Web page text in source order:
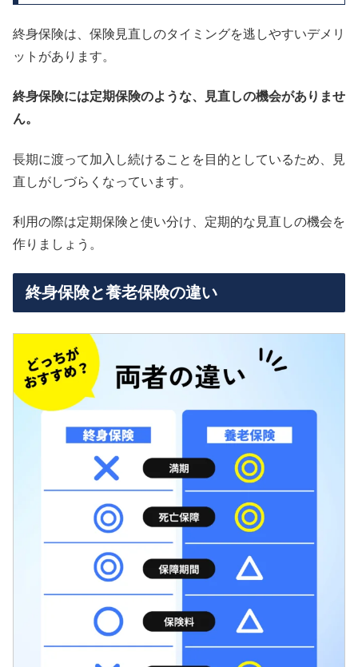
終身保険は、保険見直しのタイミングを逃しやすいデメリ
ットがあります。
終身保険には定期保険のような、見直しの機会がありませ
ん。
長期に渡って加入し続けることを目的としているため、見
直しがしづらくなっています。
利用の際は定期保険と使い分け、定期的な見直しの機会を
作りましょう。
終身保険と養老保険の違い